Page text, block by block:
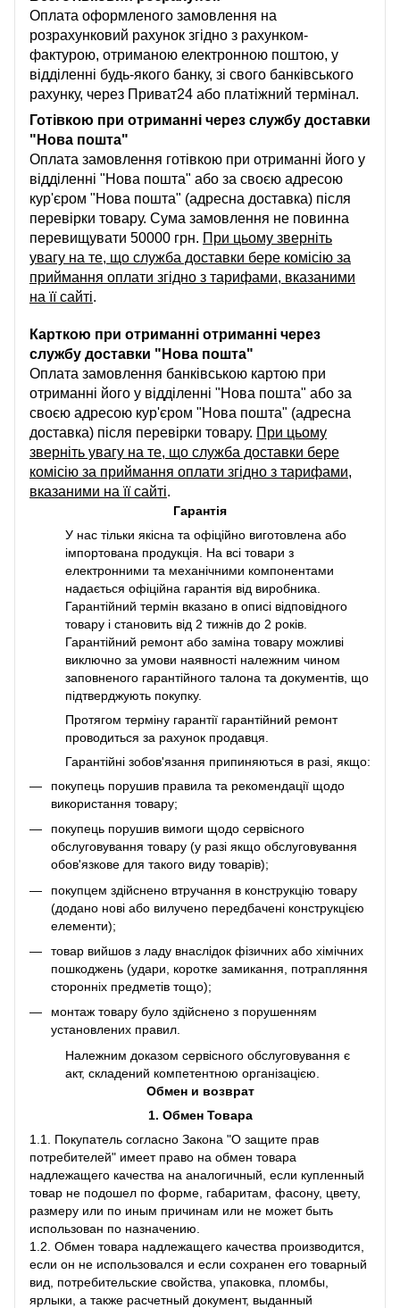
Оплата оформленого замовлення на
розрахунковий рахунок згідно з рахунком-
фактурою, отриманою електронною поштою, у
відділенні будь-якого банку, зі свого банківського
рахунку, через Приват24 або платіжний термінал.
Готівкою при отриманні через службу доставки
"Нова пошта"
Оплата замовлення готівкою при отриманні його у
відділенні "Нова пошта" або за своєю адресою
кур'єром "Нова пошта" (адресна доставка) після
перевірки товару. Сума замовлення не повинна
перевищувати 50000 грн. При цьому зверніть
увагу на те, що служба доставки бере комісію за
приймання оплати згідно з тарифами, вказаними
на її сайті.
Карткою при отриманні отриманні через
службу доставки "Нова пошта"
Оплата замовлення банківською картою при
отриманні його у відділенні "Нова пошта" або за
своєю адресою кур'єром "Нова пошта" (адресна
доставка) після перевірки товару. При цьому
зверніть увагу на те, що служба доставки бере
комісію за приймання оплати згідно з тарифами,
вказаними на її сайті.
Гарантія
У нас тільки якісна та офіційно виготовлена або
імпортована продукція. На всі товари з
електронними та механічними компонентами
надається офіційна гарантія від виробника.
Гарантійний термін вказано в описі відповідного
товару і становить від 2 тижнів до 2 років.
Гарантійний ремонт або заміна товару можливі
виключно за умови наявності належним чином
заповненого гарантійного талона та документів, що
підтверджують покупку.
Протягом терміну гарантії гарантійний ремонт
проводиться за рахунок продавця.
Гарантійні зобов'язання припиняються в разі, якщо:
покупець порушив правила та рекомендації щодо
використання товару;
покупець порушив вимоги щодо сервісного
обслуговування товару (у разі якщо обслуговування
обов'язкове для такого виду товарів);
покупцем здійснено втручання в конструкцію товару
(додано нові або вилучено передбачені конструкцією
елементи);
товар вийшов з ладу внаслідок фізичних або хімічних
пошкоджень (удари, коротке замикання, потрапляння
сторонніх предметів тощо);
монтаж товару було здійснено з порушенням
установлених правил.
Належним доказом сервісного обслуговування є
акт, складений компетентною організацією.
Обмен и возврат
1. Обмен Товара
1.1. Покупатель согласно Закона "О защите прав
потребителей" имеет право на обмен товара
надлежащего качества на аналогичный, если купленный
товар не подошел по форме, габаритам, фасону, цвету,
размеру или по иным причинам или не может быть
использован по назначению.
1.2. Обмен товара надлежащего качества производится,
если он не использовался и если сохранен его товарный
вид, потребительские свойства, упаковка, пломбы,
ярлыки, а также расчетный документ, выданный